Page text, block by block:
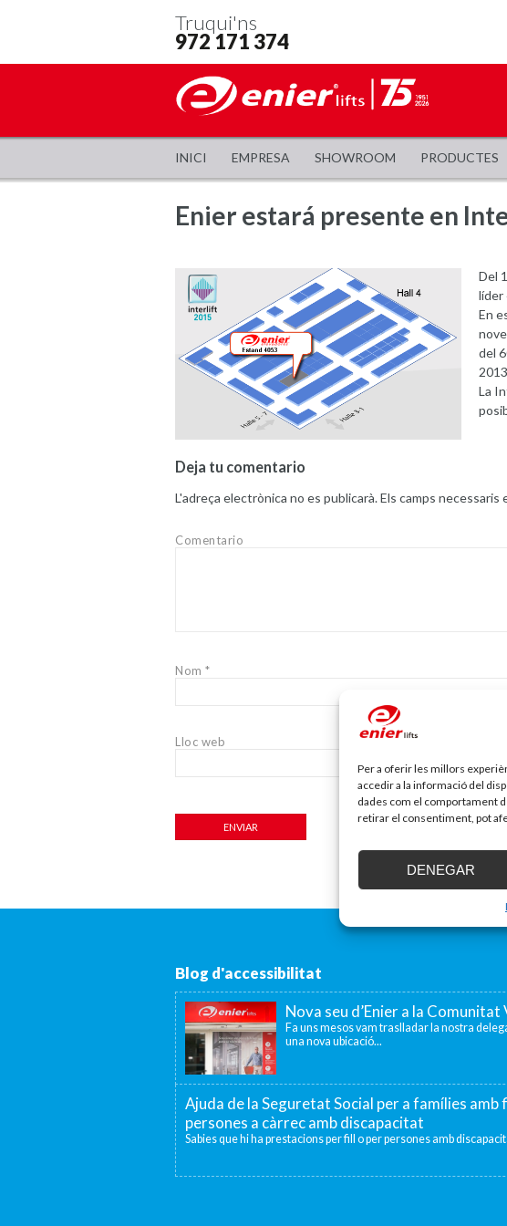
Per a oferir les millors
accedir a la informació del
dades com el comportament
retirar el consentiment, pot
DENEGAR
Truqui'ns
972 171 374
INICI EMPRESA SHOWROOM PRODUCTES
Enier estará presente en
Del
líder
En
del
La
Deja tu comentario
L'adreça electrònica no es publicarà.Els camps necessaris
Comentario
Nom *
Lloc web
Blog d'accessibilitat
Nova seu d’Enier a la Comunitat
Fa uns mesos vam traslladar la nostra
una nova ubicació...
Ajuda de la Seguretat Social per a famílies amb
persones a càrrec amb discapacitat
Sabies que hi ha prestacions per fill o per persones amb